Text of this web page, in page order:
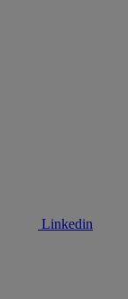
Linkedin